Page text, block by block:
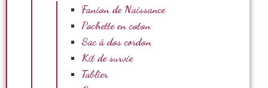
Fanion de Naissance
Pochette en coton
Sac à dos cordon
Kit de survie
Tablier